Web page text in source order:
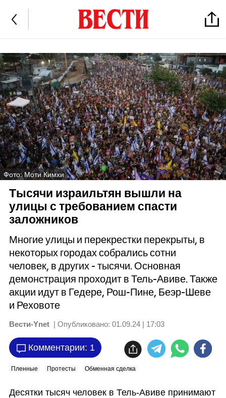
Фото: Моти Кимхи
Тысячи израильтян вышли на
улицы с требованием спасти
заложников
Многие улицы и перекрестки перекрыты, в
некоторых городах собрались сотни
человек, в других - тысячи. Основная
демонстрация проходит в Тель-Авиве. Также
акции идут в Гедере, Рош-Пине, Беэр-Шеве
и Реховоте
Вести-Ynet | Опубликовано: 01.09.24 | 17:03
Комментарии: 1
Пленные Протесты Обменная сделка
Десятки тысяч человек в Тель-Авиве принимают